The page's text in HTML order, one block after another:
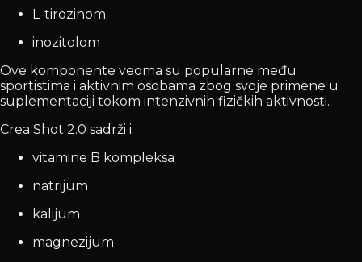
L-tirozinom
inozitolom
Ove komponente veoma su popularne među
sportistima i aktivnim osobama zbog svoje primene u
suplementaciji tokom intenzivnih fizičkih aktivnosti.
Crea Shot 2.0 sadrži i:
vitamine B kompleksa
natrijum
kalijum
magnezijum